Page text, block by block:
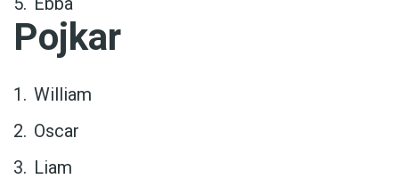
Pojkar
William
Oscar
Liam